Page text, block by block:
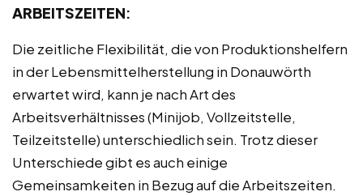
ARBEITSZEITEN:
Die zeitliche Flexibilität, die von Produktionshelfern
in der Lebensmittelherstellung in Donauwörth
erwartet wird, kann je nach Art des
Arbeitsverhältnisses (Minijob, Vollzeitstelle,
Teilzeitstelle) unterschiedlich sein. Trotz dieser
Unterschiede gibt es auch einige
Gemeinsamkeiten in Bezug auf die Arbeitszeiten.